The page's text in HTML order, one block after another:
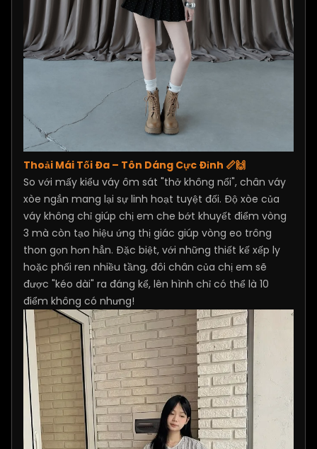
Thoải Mái Tối Đa – Tôn Dáng Cực Đỉnh 📏🙌
So với mấy kiểu váy ôm sát "thở không nổi", chân váy
xòe ngắn mang lại sự linh hoạt tuyệt đối. Độ xòe của
váy không chỉ giúp chị em che bớt khuyết điểm vòng
3 mà còn tạo hiệu ứng thị giác giúp vòng eo trông
thon gọn hơn hẳn. Đặc biệt, với những thiết kế xếp ly
hoặc phối ren nhiều tầng, đôi chân của chị em sẽ
được "kéo dài" ra đáng kể, lên hình chỉ có thể là 10
điểm không có nhưng!